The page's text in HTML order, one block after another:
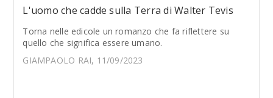
L'uomo che cadde sulla Terra di Walter Tevis
Torna nelle edicole un romanzo che fa riflettere su
quello che significa essere umano.
GIAMPAOLO RAI, 11/09/2023